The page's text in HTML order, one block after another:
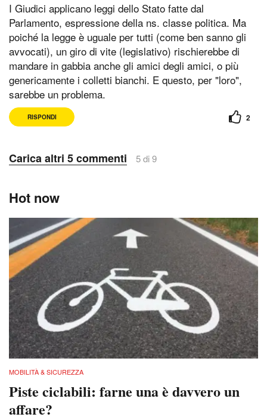
I Giudici applicano leggi dello Stato fatte dal
Parlamento, espressione della ns. classe politica. Ma
poiché la legge è uguale per tutti (come ben sanno gli
avvocati), un giro di vite (legislativo) rischierebbe di
mandare in gabbia anche gli amici degli amici, o più
genericamente i colletti bianchi. E questo, per "loro",
sarebbe un problema.
RISPONDI 2
Carica altri 5 commenti 5 di 9
Hot now
MOBILITÀ & SICUREZZA
Piste ciclabili: farne una è davvero un
affare?